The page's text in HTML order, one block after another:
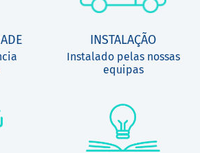
INSTALAÇÃO
Instalado pelas nossas
equipas